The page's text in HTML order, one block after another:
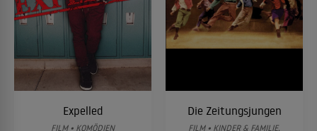
Expelled
FILM • KOMÖDIEN
Die Zeitungsjungen
FILM • KINDER & FAMILIE,